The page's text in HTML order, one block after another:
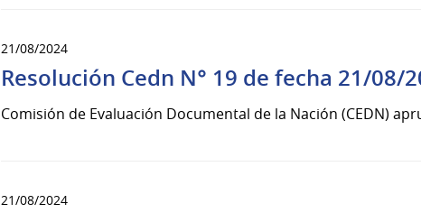
21/08/2024
Resolución Cedn N° 19 de fecha 21/08/
Comisión de Evaluación Documental de la Nación (CEDN)
21/08/2024